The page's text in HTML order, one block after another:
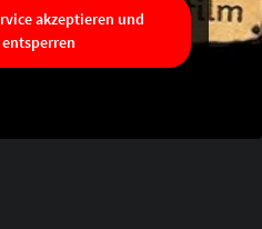
akzeptieren und